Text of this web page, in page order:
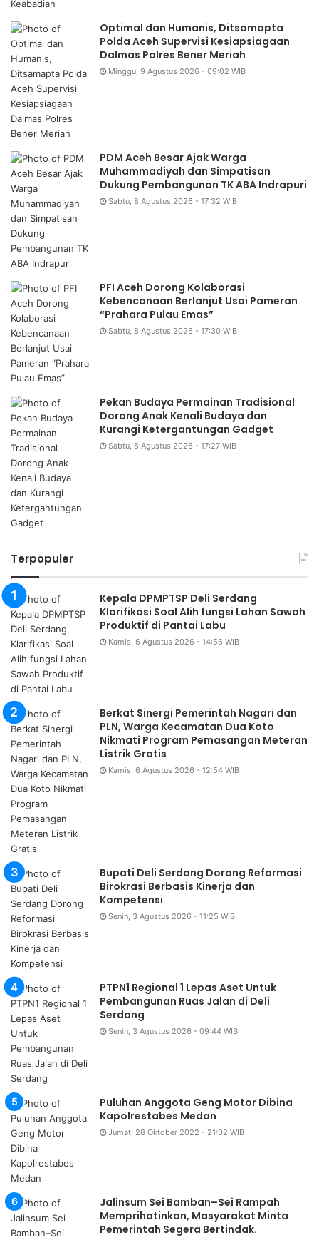
Optimal dan Humanis, Ditsamapta
Polda Aceh Supervisi Kesiapsiagaan
Dalmas Polres Bener Meriah
Minggu, 9 Agustus 2026 - 09:02 WIB
PDM Aceh Besar Ajak Warga
Muhammadiyah dan Simpatisan
Dukung Pembangunan TK ABA Indrapuri
Sabtu, 8 Agustus 2026 - 17:32 WIB
PFI Aceh Dorong Kolaborasi
Kebencanaan Berlanjut Usai Pameran
“Prahara Pulau Emas”
Sabtu, 8 Agustus 2026 - 17:30 WIB
Pekan Budaya Permainan Tradisional
Dorong Anak Kenali Budaya dan
Kurangi Ketergantungan Gadget
Sabtu, 8 Agustus 2026 - 17:27 WIB
Terpopuler
Kepala DPMPTSP Deli Serdang
Klarifikasi Soal Alih fungsi Lahan Sawah
Produktif di Pantai Labu
Kamis, 6 Agustus 2026 - 14:56 WIB
Berkat Sinergi Pemerintah Nagari dan
PLN, Warga Kecamatan Dua Koto
Nikmati Program Pemasangan Meteran
Listrik Gratis
Kamis, 6 Agustus 2026 - 12:54 WIB
Bupati Deli Serdang Dorong Reformasi
Birokrasi Berbasis Kinerja dan
Kompetensi
Senin, 3 Agustus 2026 - 11:25 WIB
PTPN1 Regional 1 Lepas Aset Untuk
Pembangunan Ruas Jalan di Deli
Serdang
Senin, 3 Agustus 2026 - 09:44 WIB
Puluhan Anggota Geng Motor Dibina
Kapolrestabes Medan
Jumat, 28 Oktober 2022 - 21:02 WIB
Jalinsum Sei Bamban–Sei Rampah
Memprihatinkan, Masyarakat Minta
Pemerintah Segera Bertindak.